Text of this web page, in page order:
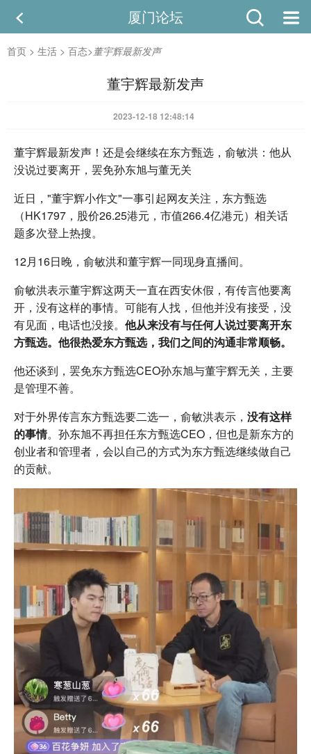
厦门论坛
首页 > 生活 > 百态>董宇辉最新发声
董宇辉最新发声
2023-12-18 12:48:14
董宇辉最新发声！还是会继续在东方甄选，俞敏洪：他从
没说过要离开，罢免孙东旭与董无关
近日，"董宇辉小作文"一事引起网友关注，东方甄选
（HK1797，股价26.25港元，市值266.4亿港元）相关话
题多次登上热搜。
12月16日晚，俞敏洪和董宇辉一同现身直播间。
俞敏洪表示董宇辉这两天一直在西安休假，有传言他要离
开，没有这样的事情。可能有人找，但他并没有接受，没
有见面，电话也没接。 他从来没有与任何人说过要离开东
方甄选。他很热爱东方甄选，我们之间的沟通非常顺畅。
他还谈到，罢免东方甄选CEO孙东旭与董宇辉无关，主要
是管理不善。
对于外界传言东方甄选要二选一，俞敏洪表示， 没有这样
的事情。孙东旭不再担任东方甄选CEO，但也是新东方的
创业者和管理者，会以自己的方式为东方甄选继续做自己
的贡献。